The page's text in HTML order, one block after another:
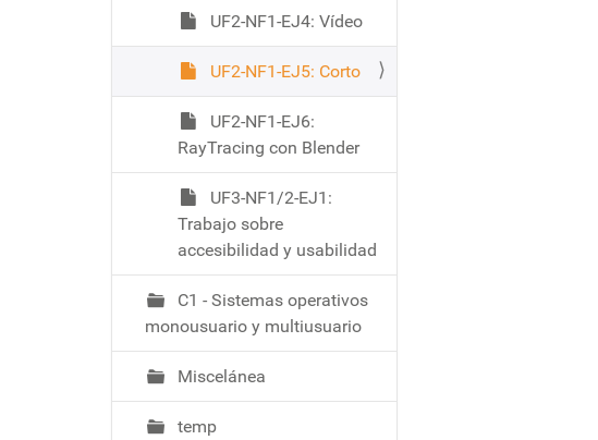
UF2-NF1-EJ4: Vídeo
UF2-NF1-EJ5: Corto
UF2-NF1-EJ6:
RayTracing con Blender
UF3-NF1/2-EJ1:
Trabajo sobre
accesibilidad y usabilidad
C1 - Sistemas operativos
monousuario y multiusuario
Miscelánea
temp